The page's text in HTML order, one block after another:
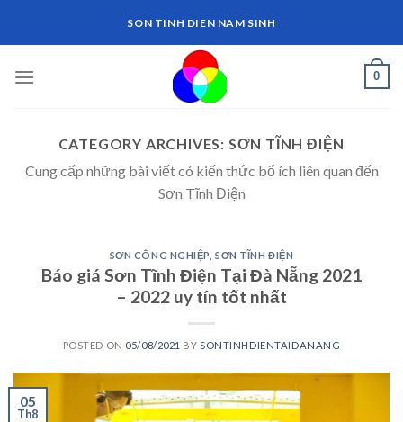
SON TINH DIEN NAM SINH
0
CATEGORY ARCHIVES: SƠN TĨNH ĐIỆN
Cung cấp những bài viết có kiến thức bổ ích liên quan đến
Sơn Tĩnh Điện
SƠN CÔNG NGHIỆP ,SƠN TĨNH ĐIỆN
Báo giá Sơn Tĩnh Điện Tại Đà Nẵng 2021
– 2022 uy tín tốt nhất
POSTED ON 05/08/2021 BYSONTINHDIENTAIDANANG
05
Th8